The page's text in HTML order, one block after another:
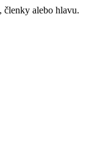
členky alebo hlavu.